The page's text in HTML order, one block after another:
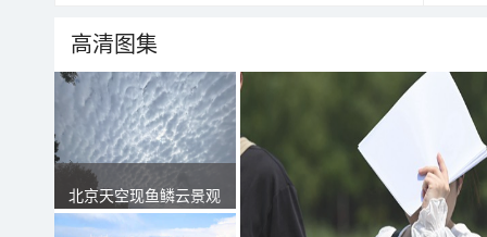
高清图集
北京天空现鱼鳞云景观